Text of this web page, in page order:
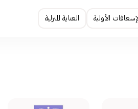
الأولية العناية المنزلية